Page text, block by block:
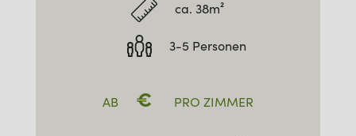
ca. 38m²
3-5 Personen
AB € PRO ZIMMER